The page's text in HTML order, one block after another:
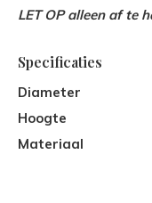
LET OP alleen af te
Specificaties
Diameter
Hoogte
Materiaal